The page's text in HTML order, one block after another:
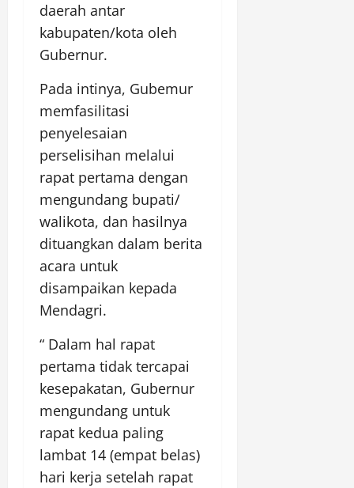
daerah antar
kabupaten/kota oleh
Gubernur.
Pada intinya, Gubemur
memfasilitasi
penyelesaian
perselisihan melalui
rapat pertama dengan
mengundang bupati/
walikota, dan hasilnya
dituangkan dalam berita
acara untuk
disampaikan kepada
Mendagri.
“ Dalam hal rapat
pertama tidak tercapai
kesepakatan, Gubernur
mengundang untuk
rapat kedua paling
lambat 14 (empat belas)
hari kerja setelah rapat